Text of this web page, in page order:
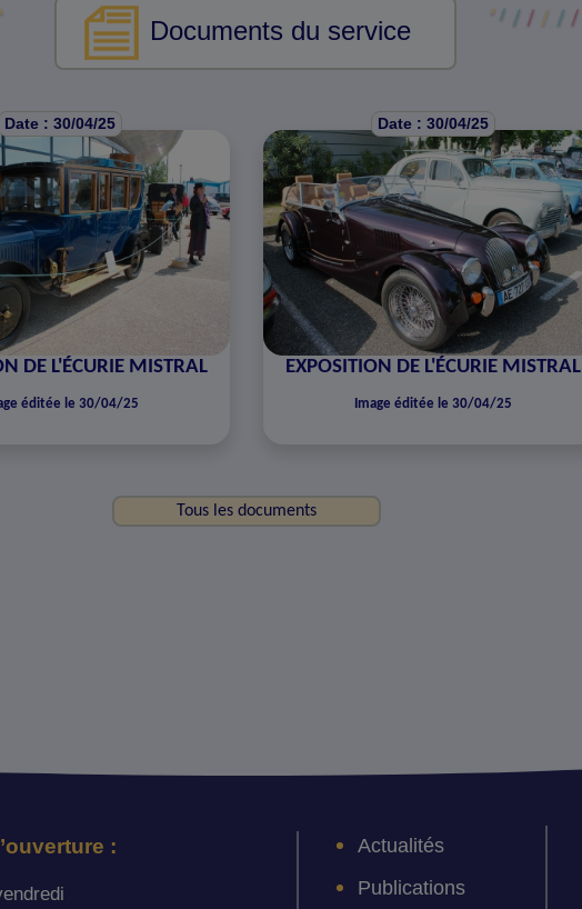
Documents du service
Date : 30/04/25
DE L'ÉCURIE MISTRAL
éditée le 30/04/25
Date : 30/04/25
EXPOSITION DE L'ÉCURIE MISTRAL
Image éditée le 30/04/25
Tous les documents
:
Actualités
Publications